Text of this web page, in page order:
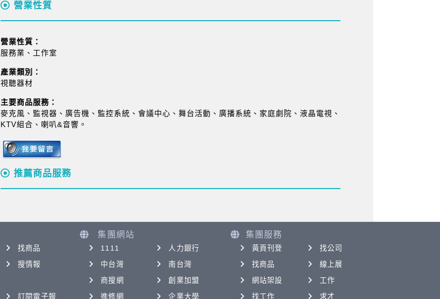
營業性質
營業性質：
服務業、工作室
產業類別：
視聽器材
主要商品服務：
麥克風、監視器、廣告機、監控系統、會議中心、舞台活動、廣播系統、家庭劇院、液晶電視、
KTV組合、喇叭&音響。
推薦商品服務
找商品
搜情報
訂閱電子報
集團網站
1111
人力銀行
中台灣
南台灣
商搜網
創業加盟
進修網
企業大學
集團服務
黃頁刊登
找公司
找商品
線上展
網站架設
工作
找工作
求才